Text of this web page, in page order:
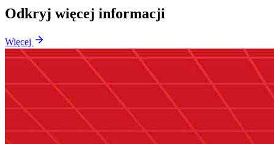
Odkryj więcej informacji
Więcej